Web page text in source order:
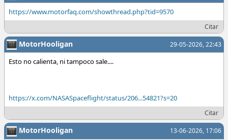
https://www.motorfaq.com/showthread.php?tid=9570
Citar
29-05-2026, 22:43
MotorHooligan
Esto no calienta, ni tampoco sale....
https://x.com/NASASpaceflight/status/206...54821?s=20
Citar
13-06-2026, 17:06
MotorHooligan